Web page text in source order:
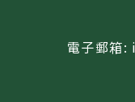
電子郵箱